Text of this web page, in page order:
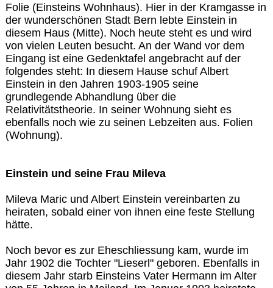
Folie (Einsteins Wohnhaus). Hier in der Kramgasse in
der wunderschönen Stadt Bern lebte Einstein in
diesem Haus (Mitte). Noch heute steht es und wird
von vielen Leuten besucht. An der Wand vor dem
Eingang ist eine Gedenktafel angebracht auf der
folgendes steht: In diesem Hause schuf Albert
Einstein in den Jahren 1903-1905 seine
grundlegende Abhandlung über die
Relativitätstheorie. In seiner Wohnung sieht es
ebenfalls noch wie zu seinen Lebzeiten aus. Folien
(Wohnung).
Einstein und seine Frau Mileva
Mileva Maric und Albert Einstein vereinbarten zu
heiraten, sobald einer von ihnen eine feste Stellung
hätte.
Noch bevor es zur Eheschliessung kam, wurde im
Jahr 1902 die Tochter "Lieserl" geboren. Ebenfalls in
diesem Jahr starb Einsteins Vater Hermann im Alter